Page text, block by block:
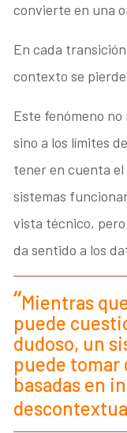
convierte en una
En cada
contexto se
Este fenómeno
sino a los límites
tener en cuenta
sistemas
vista técnico,
da sentido a los
Mientras
puede
dudoso, un
puede tomar
basadas en